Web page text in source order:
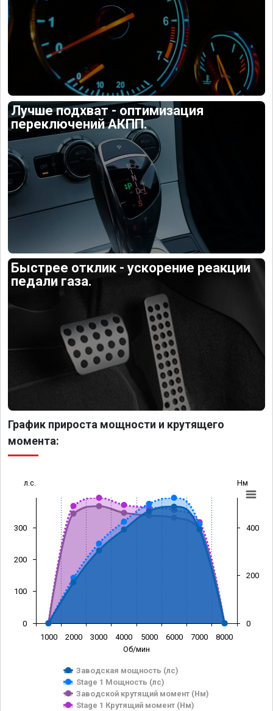
Лучше подхват - оптимизация
переключений АКПП.
Быстрее отклик - ускорение реакции
педали газа.
График прироста мощности и крутящего
момента:
Об/мин
л.с. Нм
Заводская мощность (лс)
Stage 1 Мощность (лс)
Заводской крутящий момент (Нм)
Stage 1 Крутящий момент (Нм)
1000 2000 3000 4000 5000 6000 7000 8000
0
100
200
300
0
200
400